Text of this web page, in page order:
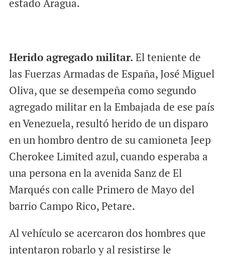
Herido agregado militar. El teniente de
las Fuerzas Armadas de España, José Miguel
Oliva, que se desempeña como segundo
agregado militar en la Embajada de ese país
en Venezuela, resultó herido de un disparo
en un hombro dentro de su camioneta Jeep
Cherokee Limited azul, cuando esperaba a
una persona en la avenida Sanz de El
Marqués con calle Primero de Mayo del
barrio Campo Rico, Petare.
Al vehículo se acercaron dos hombres que
intentaron robarlo y al resistirse le